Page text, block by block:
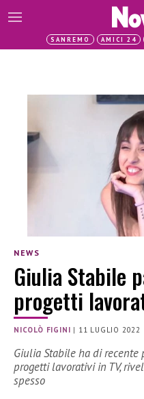
SANREMO AMICI 24
NEWS
Giulia Stabile
progetti
NICOLÒ FIGINI | 11 LUGLIO 2022
Giulia Stabile ha di
progetti lavorativi in TV,
spesso